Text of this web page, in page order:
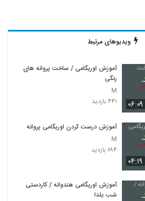
ویدیوهای مرتبط
۰۶:۰۹
آموزش اوریگامی / ساخت پروانه های
رنگی
M
۴۴۱ بازدید
۰۴:۱۹
آموزش درست کردن اوریگامی پروانه
M
۲۸۴ بازدید
آموزش اوریگامی هندوانه / کاردستی
شب یلدا